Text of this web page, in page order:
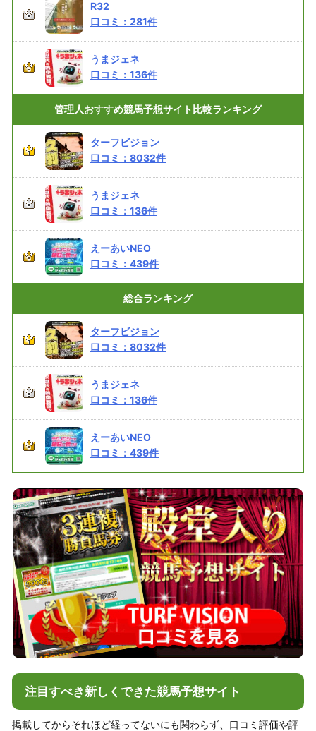
R32
口コミ： 281件
うまジェネ
口コミ： 136件
管理人おすすめ競馬予想サイト比較ランキング
ターフビジョン
口コミ： 8032件
うまジェネ
口コミ： 136件
えーあいNEO
口コミ： 439件
総合ランキング
ターフビジョン
口コミ： 8032件
うまジェネ
口コミ： 136件
えーあいNEO
口コミ： 439件
注目すべき新しくできた競馬予想サイト
掲載してからそれほど経ってないにも関わらず、口コミ評価や評